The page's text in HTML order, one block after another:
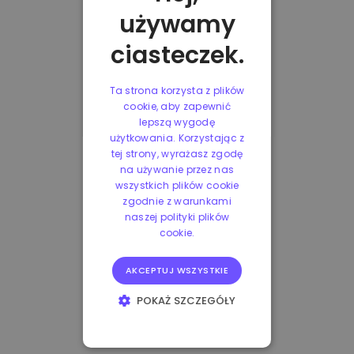
używamy
ciasteczek.
Ta strona korzysta z plików
cookie, aby zapewnić
lepszą wygodę
użytkowania. Korzystając z
tej strony, wyrażasz zgodę
na używanie przez nas
wszystkich plików cookie
zgodnie z warunkami
naszej polityki plików
cookie.
AKCEPTUJ WSZYSTKIE
POKAŻ SZCZEGÓŁY